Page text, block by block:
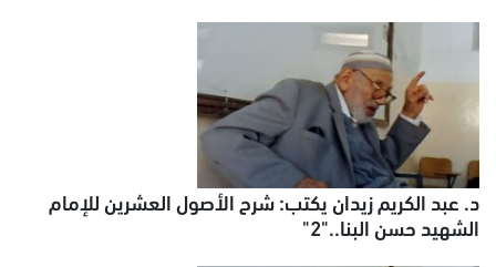
د. عبد الكريم زيدان يكتب: شرح الأصول العشرين للإمام
الشهيد حسن البنا.."2"